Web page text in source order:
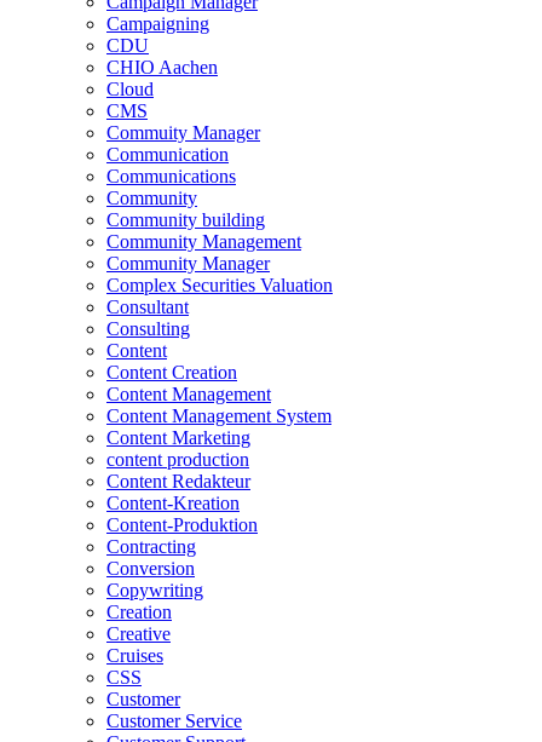
Campaigning
CDU
CHIO Aachen
Cloud
CMS
Commuity Manager
Communication
Communications
Community
Community building
Community Management
Community Manager
Complex Securities Valuation
Consultant
Consulting
Content
Content Creation
Content Management
Content Management System
Content Marketing
content production
Content Redakteur
Content-Kreation
Content-Produktion
Contracting
Conversion
Copywriting
Creation
Creative
Cruises
CSS
Customer
Customer Service